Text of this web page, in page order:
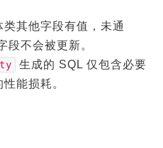
类其他字段有值，未通
段不会被更新。
生成的 SQL 仅包含必要
能损耗。